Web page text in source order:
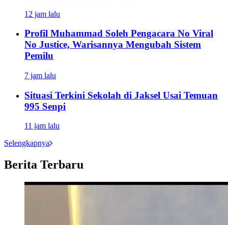
12 jam lalu
Profil Muhammad Soleh Pengacara No Viral
No Justice, Warisannya Mengubah Sistem
Pemilu
7 jam lalu
Situasi Terkini Sekolah di Jaksel Usai Temuan
995 Senpi
11 jam lalu
Selengkapnya
Berita Terbaru